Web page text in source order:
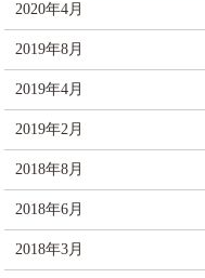
2020年4月
2019年8月
2019年4月
2019年2月
2018年8月
2018年6月
2018年3月